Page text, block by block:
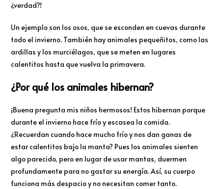
¿verdad?!
Un ejemplo son los osos, que se esconden en cuevas durante
todo el invierno. También hay animales pequeñitos, como las
ardillas y los murciélagos, que se meten en lugares
calentitos hasta que vuelva la primavera.
¿Por qué los animales hibernan?
¡Buena pregunta mis niños hermosos! Estos hibernan porque
durante el invierno hace frío y escasea la comida.
¿Recuerdan cuando hace mucho frío y nos dan ganas de
estar calentitos bajo la manta? Pues los animales sienten
algo parecido, pero en lugar de usar mantas, duermen
profundamente para no gastar su energía. Así, su cuerpo
funciona más despacio y no necesitan comer tanto.